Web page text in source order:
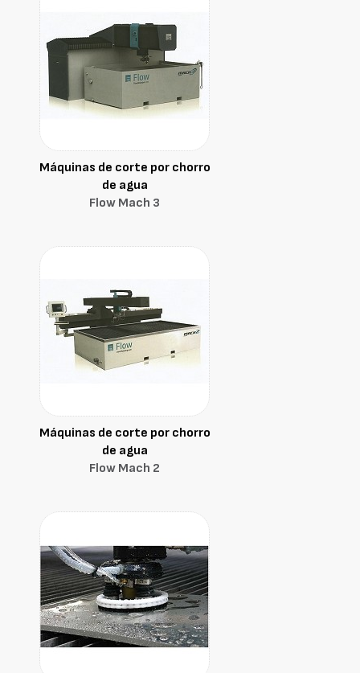
Máquinas de corte por chorro
de agua
Flow Mach 3
Máquinas de corte por chorro
de agua
Flow Mach 2